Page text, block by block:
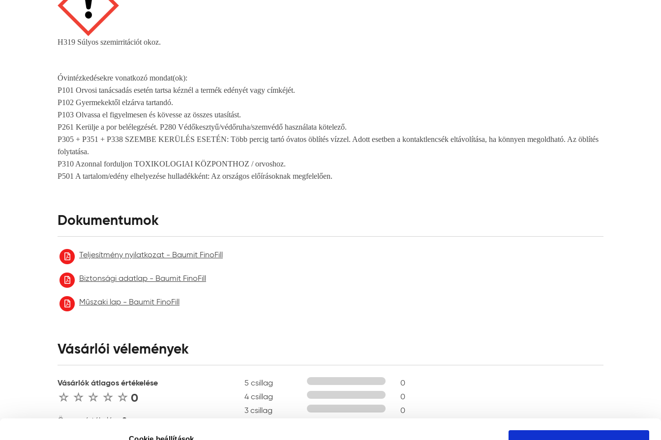
H319 Súlyos szemirritációt okoz.
Óvintézkedésekre vonatkozó mondat(ok):
P101 Orvosi tanácsadás esetén tartsa kéznél a termék edényét vagy címkéjét.
P102 Gyermekektől elzárva tartandó.
P103 Olvassa el figyelmesen és kövesse az összes utasítást.
P261 Kerülje a por belélegzését. P280 Védőkesztyű/védőruha/szemvédő használata kötelező.
P305 + P351 + P338 SZEMBE KERÜLÉS ESETÉN: Több percig tartó óvatos öblítés vízzel. Adott esetben a kontaktlencsék eltávolítása, ha könnyen megoldható. Az öblítés
folytatása.
P310 Azonnal forduljon TOXIKOLOGIAI KÖZPONTHOZ / orvoshoz.
P501 A tartalom/edény elhelyezése hulladékként: Az országos előírásoknak megfelelően.
Dokumentumok
Teljesítmény nyilatkozat - Baumit FinoFill
Biztonsági adatlap - Baumit FinoFill
Műszaki lap - Baumit FinoFill
Vásárlói vélemények
Vásárlók átlagos értékelése
0
Összes értékelés : 0
5 csillag
0
4 csillag
0
3 csillag
0